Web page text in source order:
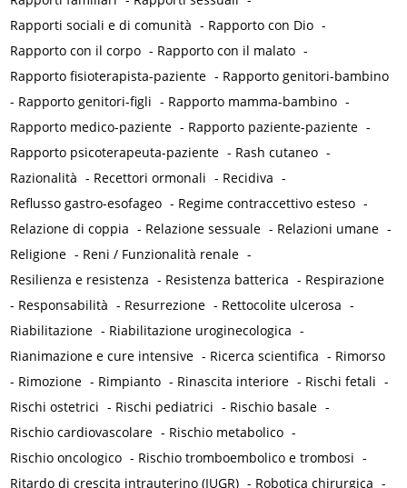
Rapporti sociali e di comunità - Rapporto con Dio -
Rapporto con il corpo - Rapporto con il malato -
Rapporto fisioterapista-paziente - Rapporto genitori-bambino
- Rapporto genitori-figli - Rapporto mamma-bambino -
Rapporto medico-paziente - Rapporto paziente-paziente -
Rapporto psicoterapeuta-paziente - Rash cutaneo -
Razionalità - Recettori ormonali - Recidiva -
Reflusso gastro-esofageo - Regime contraccettivo esteso -
Relazione di coppia - Relazione sessuale - Relazioni umane -
Religione - Reni / Funzionalità renale -
Resilienza e resistenza - Resistenza batterica - Respirazione
- Responsabilità - Resurrezione - Rettocolite ulcerosa -
Riabilitazione - Riabilitazione uroginecologica -
Rianimazione e cure intensive - Ricerca scientifica - Rimorso
- Rimozione - Rimpianto - Rinascita interiore - Rischi fetali -
Rischi ostetrici - Rischi pediatrici - Rischio basale -
Rischio cardiovascolare - Rischio metabolico -
Rischio oncologico - Rischio tromboembolico e trombosi -
Ritardo di crescita intrauterino (IUGR) - Robotica chirurgica -